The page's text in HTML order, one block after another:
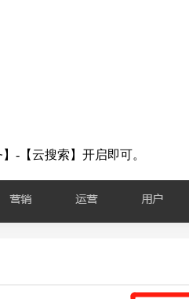
-【云搜索】开启即可。